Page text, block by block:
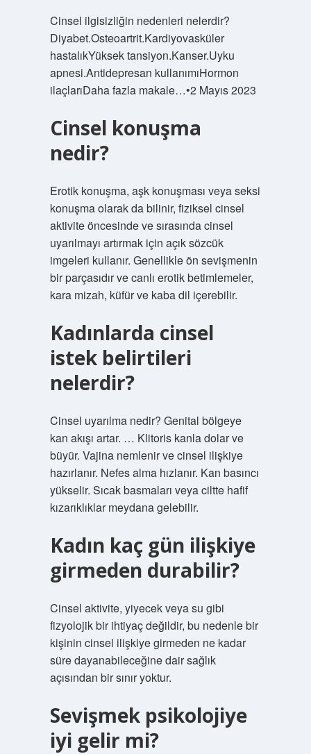
Cinsel ilgisizliğin nedenleri nelerdir?
Diyabet.Osteoartrit.Kardiyovasküler
hastalıkYüksek tansiyon.Kanser.Uyku
apnesi.Antidepresan kullanımıHormon
ilaçlarıDaha fazla makale…•2 Mayıs 2023
Cinsel konuşma
nedir?
Erotik konuşma, aşk konuşması veya seksi
konuşma olarak da bilinir, fiziksel cinsel
aktivite öncesinde ve sırasında cinsel
uyarılmayı artırmak için açık sözcük
imgeleri kullanır. Genellikle ön sevişmenin
bir parçasıdır ve canlı erotik betimlemeler,
kara mizah, küfür ve kaba dil içerebilir.
Kadınlarda cinsel
istek belirtileri
nelerdir?
Cinsel uyarılma nedir? Genital bölgeye
kan akışı artar. … Klitoris kanla dolar ve
büyür. Vajina nemlenir ve cinsel ilişkiye
hazırlanır. Nefes alma hızlanır. Kan basıncı
yükselir. Sıcak basmaları veya ciltte hafif
kızarıklıklar meydana gelebilir.
Kadın kaç gün ilişkiye
girmeden durabilir?
Cinsel aktivite, yiyecek veya su gibi
fizyolojik bir ihtiyaç değildir, bu nedenle bir
kişinin cinsel ilişkiye girmeden ne kadar
süre dayanabileceğine dair sağlık
açısından bir sınır yoktur.
Sevişmek psikolojiye
iyi gelir mi?